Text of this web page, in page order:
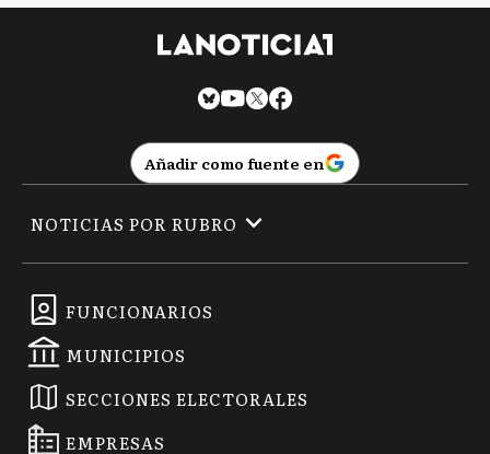
Añadir como fuente en
FUNCIONARIOS
MUNICIPIOS
SECCIONES ELECTORALES
EMPRESAS
NOTICIAS POR RUBRO